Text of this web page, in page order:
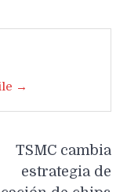
→
TSMC cambia
estrategia de